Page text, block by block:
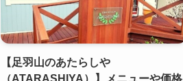
【足羽山のあたらしや